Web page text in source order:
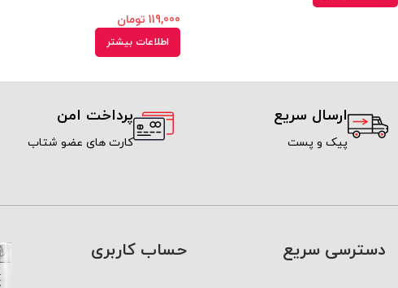
119,000 تومان
اطلاعات بیشتر
ارسال سریع
پیک و پست
پرداخت امن
کارت های عضو شتاب
دسترسی سریع حساب کاربری